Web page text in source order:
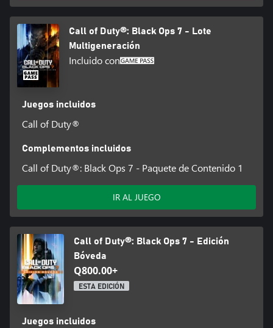
Call of Duty®: Black Ops 7 - Lote
Multigeneración
Incluido con
Juegos incluidos
Call of Duty®
Complementos incluidos
Call of Duty®: Black Ops 7 - Paquete de Contenido 1
IR AL JUEGO
Call of Duty®: Black Ops 7 - Edición
Bóveda
Q800.00+
ESTA EDICIÓN
Juegos incluidos